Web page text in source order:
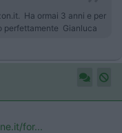
Ha ormai 3 anni e per
perfettamente Gianluca
for...